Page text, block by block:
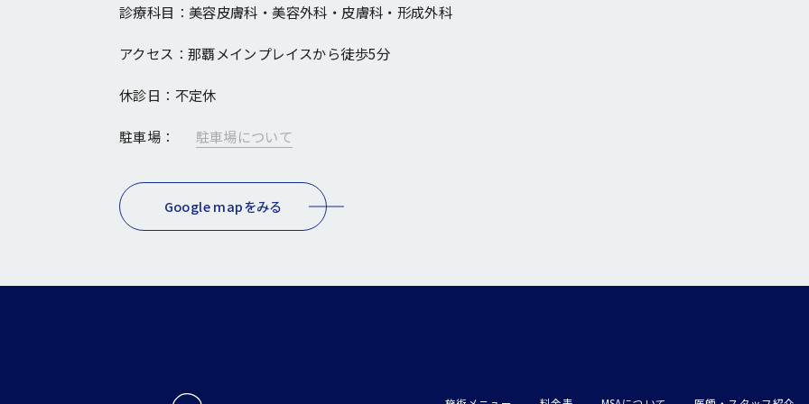
診療科目： 美容皮膚科・美容外科・皮膚科・形成外科
アクセス： 那覇メインプレイスから徒歩5分
休診日： 不定休
駐車場： 駐車場について
Google mapをみる